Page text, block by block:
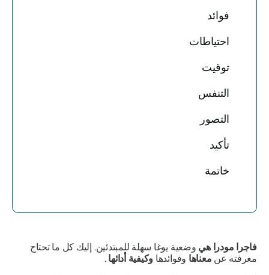
فوائد
احتياطات
توقيت
التنفس
التصور
تأكيد
خاتمة
فاجرا مودرا هيوضعيةيوغاسهلة للمبتدئين. إليك كل ما تحتاج
معرفته عنمعناهاوفوائدهاوكيفيةأدائها.